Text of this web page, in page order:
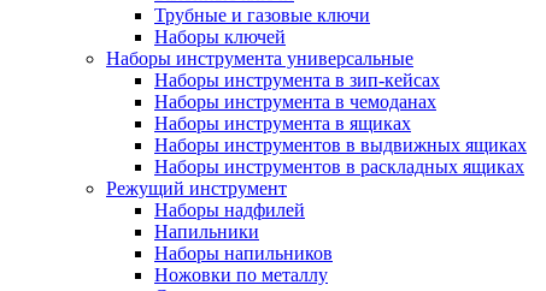
Трубные и газовые ключи
Наборы ключей
Наборы инструмента универсальные
Наборы инструмента в зип-кейсах
Наборы инструмента в чемоданах
Наборы инструмента в ящиках
Наборы инструментов в выдвижных ящиках
Наборы инструментов в раскладных ящиках
Режущий инструмент
Наборы надфилей
Напильники
Наборы напильников
Ножовки по металлу